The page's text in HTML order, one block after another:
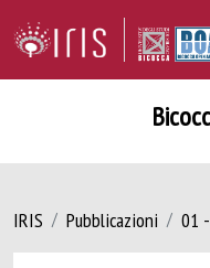
IRIS Pubblicazioni 01